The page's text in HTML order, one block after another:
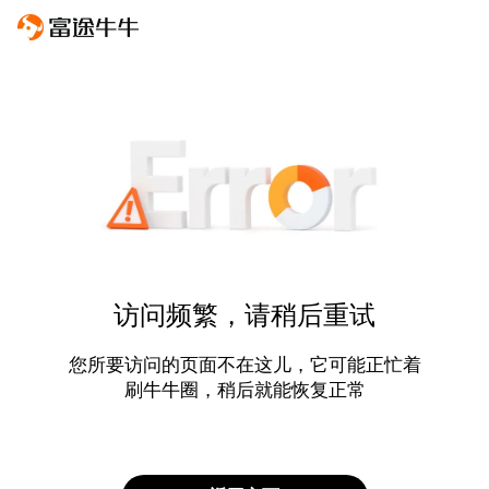
访问频繁，请稍后重试
您所要访问的页面不在这儿，它可能正忙着
刷牛牛圈，稍后就能恢复正常